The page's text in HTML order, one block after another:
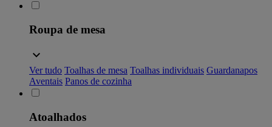
Roupa de mesa
Ver tudo Toalhas de mesa Toalhas individuais Guardanapos
Aventais Panos de cozinha
Atoalhados